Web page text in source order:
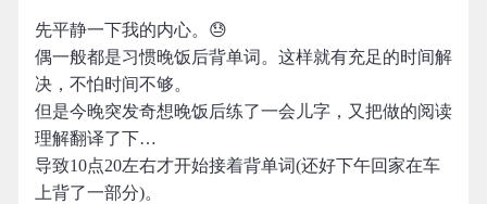
先平静一下我的内心。😓
偶一般都是习惯晚饭后背单词。这样就有充足的时间解
决，不怕时间不够。
但是今晚突发奇想晚饭后练了一会儿字，又把做的阅读
理解翻译了下…
导致10点20左右才开始接着背单词(还好下午回家在车
上背了一部分)。